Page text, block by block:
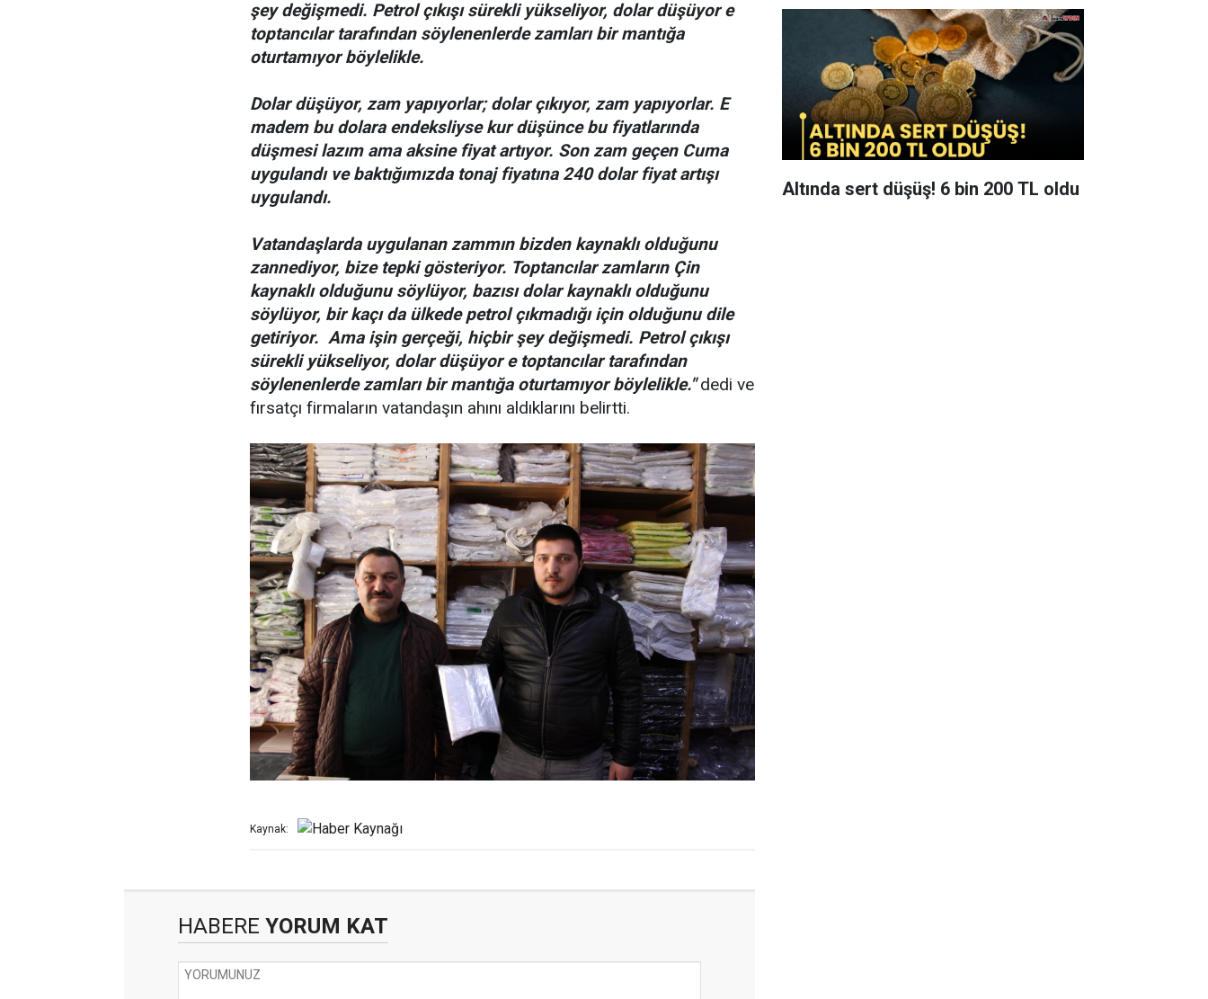
şey değişmedi. Petrol çıkışı sürekli yükseliyor, dolar düşüyor e
toptancılar tarafından söylenenlerde zamları bir mantığa
oturtamıyor böylelikle.
Dolar düşüyor, zam yapıyorlar; dolar çıkıyor, zam yapıyorlar. E
madem bu dolara endeksliyse kur düşünce bu fiyatlarında
düşmesi lazım ama aksine fiyat artıyor. Son zam geçen Cuma
uygulandı ve baktığımızda tonaj fiyatına 240 dolar fiyat artışı
uygulandı.
Vatandaşlarda uygulanan zammın bizden kaynaklı olduğunu
zannediyor, bize tepki gösteriyor. Toptancılar zamların Çin
kaynaklı olduğunu söylüyor, bazısı dolar kaynaklı olduğunu
söylüyor, bir kaçı da ülkede petrol çıkmadığı için olduğunu dile
getiriyor. Ama işin gerçeği, hiçbir şey değişmedi. Petrol çıkışı
sürekli yükseliyor, dolar düşüyor e toptancılar tarafından
söylenenlerde zamları bir mantığa oturtamıyor böylelikle."dedi ve
fırsatçı firmaların vatandaşın ahını aldıklarını belirtti.
Kaynak:
HABERE YORUM KAT
Altında sert düşüş! 6 bin 200 TL oldu